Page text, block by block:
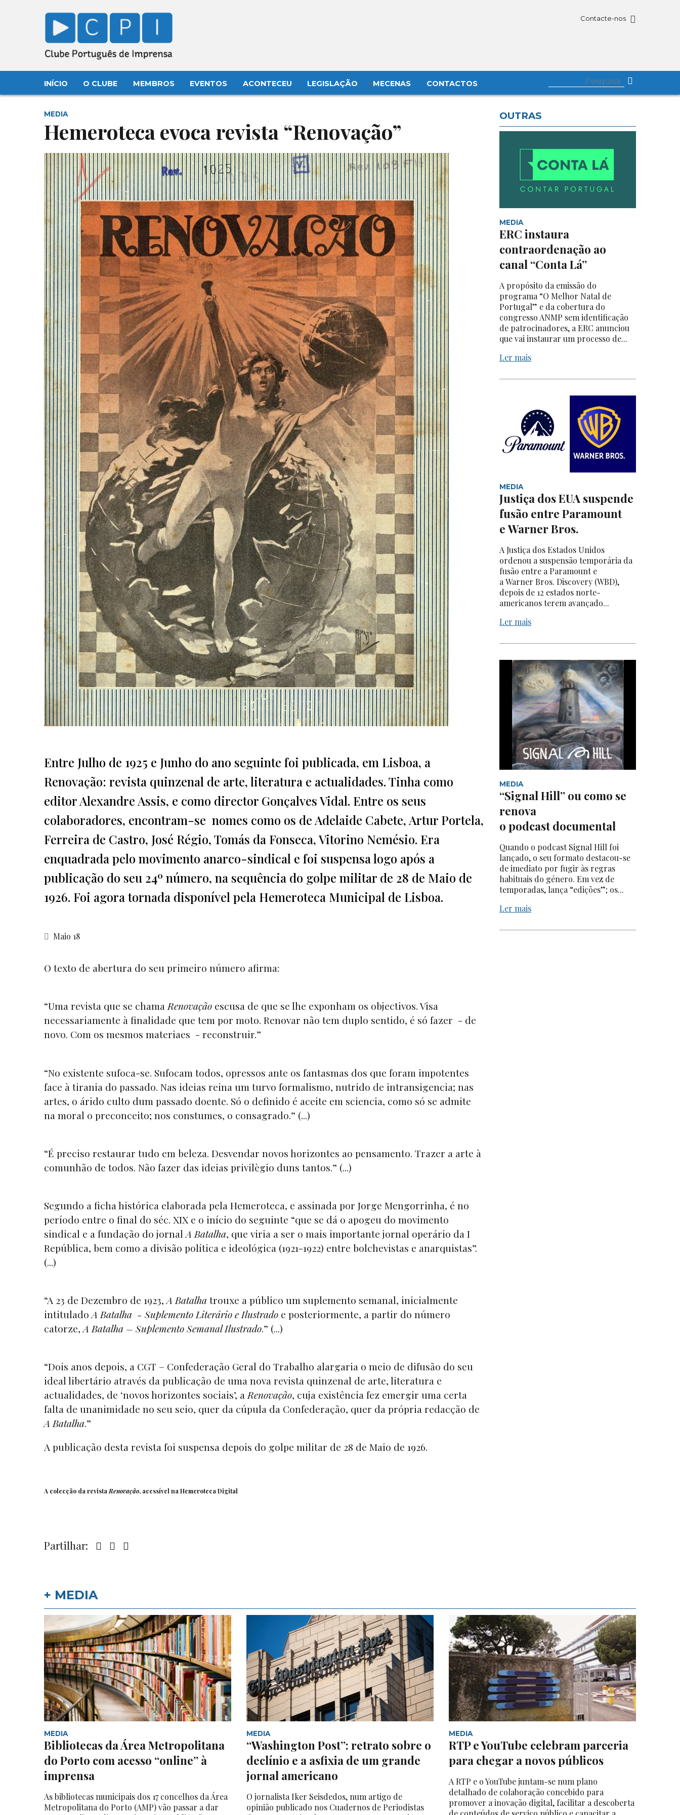
Contacte-nos
INÍCIO O CLUBE MEMBROS EVENTOS ACONTECEU LEGISLAÇÃO MECENAS CONTACTOS
MEDIA
Hemeroteca evoca revista “Renovação”
Entre Julho de 1925 e Junho do ano seguinte foi publicada, em Lisboa, a
Renovação: revista quinzenal de arte, literatura e actualidades. Tinha como
editor Alexandre Assis, e como director Gonçalves Vidal. Entre os seus
colaboradores, encontram-se nomes como os de Adelaide Cabete, Artur Portela,
Ferreira de Castro, José Régio, Tomás da Fonseca, Vitorino Nemésio. Era
enquadrada pelo movimento anarco-sindical e foi suspensa logo após a
publicação do seu 24º número, na sequência do golpe militar de 28 de Maio de
1926. Foi agora tornada disponível pela Hemeroteca Municipal de Lisboa.
Maio 18
O texto de abertura do seu primeiro número afirma:
“Uma revista que se chamaRenovação escusa de que se lhe exponham os objectivos. Visa
necessariamente à finalidade que tem por moto. Renovar não tem duplo sentido, é só fazer - de
novo. Com os mesmos materiaes - reconstruir.”
“No existente sufoca-se. Sufocam todos, opressos ante os fantasmas dos que foram impotentes
face à tirania do passado. Nas ideias reina um turvo formalismo, nutrido de intransigencia; nas
artes, o árido culto dum passado doente. Só o definido é aceite em sciencia, como só se admite
na moral o preconceito; nos constumes, o consagrado.” (...)
“É preciso restaurar tudo em beleza. Desvendar novos horizontes ao pensamento. Trazer a arte à
comunhão de todos. Não fazer das ideias privilègio duns tantos.” (...)
Segundo a ficha histórica elaborada pela Hemeroteca, e assinada por Jorge Mengorrinha, é no
período entre o final do séc. XIX e o início do seguinte “que se dá o apogeu do movimento
sindical e a fundação do jornalA Batalha, que viria a ser o mais importante jornal operário da I
República, bem como a divisão política e ideológica (1921-1922) entre bolchevistas e anarquistas”.
(...)
“A 23 de Dezembro de 1923,A Batalha trouxe a público um suplemento semanal, inicialmente
intituladoA Batalha - Suplemento Literário e Ilustrado e posteriormente, a partir do número
catorze,A Batalha – Suplemento Semanal Ilustrado.” (...)
“Dois anos depois, a CGT – Confederação Geral do Trabalho alargaria o meio de difusão do seu
ideal libertário através da publicação de uma nova revista quinzenal de arte, literatura e
actualidades, de ‘novos horizontes sociais’, aRenovação, cuja existência fez emergir uma certa
falta de unanimidade no seu seio, quer da cúpula da Confederação, quer da própria redacção de
A Batalha.”
A publicação desta revista foi suspensa depois do golpe militar de 28 de Maio de 1926.
A colecção da revistaRenovação, acessível naHemeroteca Digital
Partilhar:
OUTRAS
MEDIA
ERC instaura
contraordenação ao
canal “Conta Lá”
A propósito da emissão do
programa “O Melhor Natal de
Portugal” e da cobertura do
congresso ANMP sem identificação
de patrocinadores, a ERC anunciou
que vai instaurar um processo de...
Ler mais
MEDIA
Justiça dos EUA suspende
fusão entre Paramount
e Warner Bros.
A Justiça dos Estados Unidos
ordenou a suspensão temporária da
fusão entre a Paramount e
a Warner Bros. Discovery (WBD),
depois de 12 estados norte-
americanos terem avançado...
Ler mais
MEDIA
“Signal Hill” ou como se
renova
o podcast documental
Quando o podcast Signal Hill foi
lançado, o seu formato destacou-se
de imediato por fugir às regras
habituais do género. Em vez de
temporadas, lança “edições”; os...
Ler mais
+ MEDIA
MEDIA
Bibliotecas da Área Metropolitana
do Porto com acesso “online” à
imprensa
As bibliotecas municipais dos 17 concelhos da Área
Metropolitana do Porto (AMP) vão passar a dar
MEDIA
“Washington Post”: retrato sobre o
declínio e a asfixia de um grande
jornal americano
O jornalista Iker Seisdedos, num artigo de
opinião publicado nos Cuadernos de Periodistas
MEDIA
RTP e YouTube celebram parceria
para chegar a novos públicos
A RTP e o YouTube juntam-se num plano
detalhado de colaboração concebido para
promover a inovação digital, facilitar a descoberta